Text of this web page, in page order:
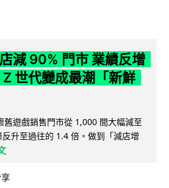
減 90% 門市 業績反增
世代變成最潮「新鮮
舊遊戲銷售門市從 1,000 間大幅減至
升至過往的 1.4 倍。做到「減店增